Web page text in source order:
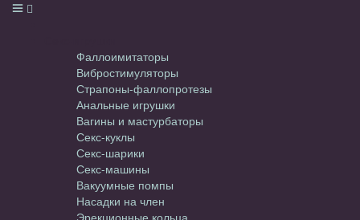
Фаллоимитаторы
Вибростимуляторы
Страпоны-фаллопротезы
Анальные игрушки
Вагины и мастурбаторы
Секс-куклы
Секс-шарики
Секс-машины
Вакуумные помпы
Насадки на член
Эрекционные кольца